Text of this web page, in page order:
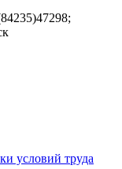
условий труда